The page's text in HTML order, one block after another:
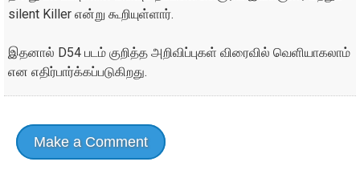
silent Killer என்று கூறியுள்ளார்.
இதனால் D54 படம் குறித்த அறிவிப்புகள் விரைவில் வெளியாகலாம்
என எதிர்பார்க்கப்படுகிறது.
Make a Comment